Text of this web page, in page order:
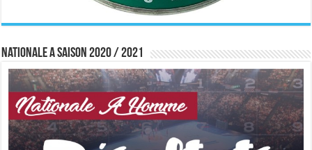
Nationale A saison 2020 / 2021